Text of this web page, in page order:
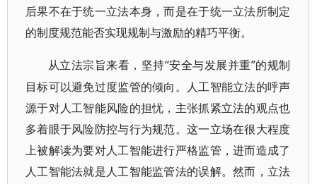
后果不在于统一立法本身，而是在于统一立法所制定
的制度规范能否实现规制与激励的精巧平衡。
从立法宗旨来看，坚持“安全与发展并重”的规制
目标可以避免过度监管的倾向。人工智能立法的呼声
源于对人工智能风险的担忧，主张抓紧立法的观点也
多着眼于风险防控与行为规范。这一立场在很大程度
上被解读为要对人工智能进行严格监管，进而造成了
人工智能法就是人工智能监管法的误解。然而，立法